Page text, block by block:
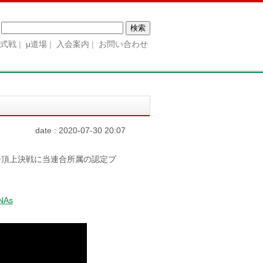
索:
戦 μ道場 入会案内 お問い合わせ
date : 2020-07-30 20:07
上決戦に当連合所属の認定プ